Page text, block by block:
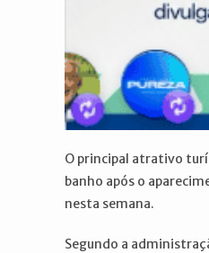
O principal atrativo
banho após o
nesta semana.
Segundo a